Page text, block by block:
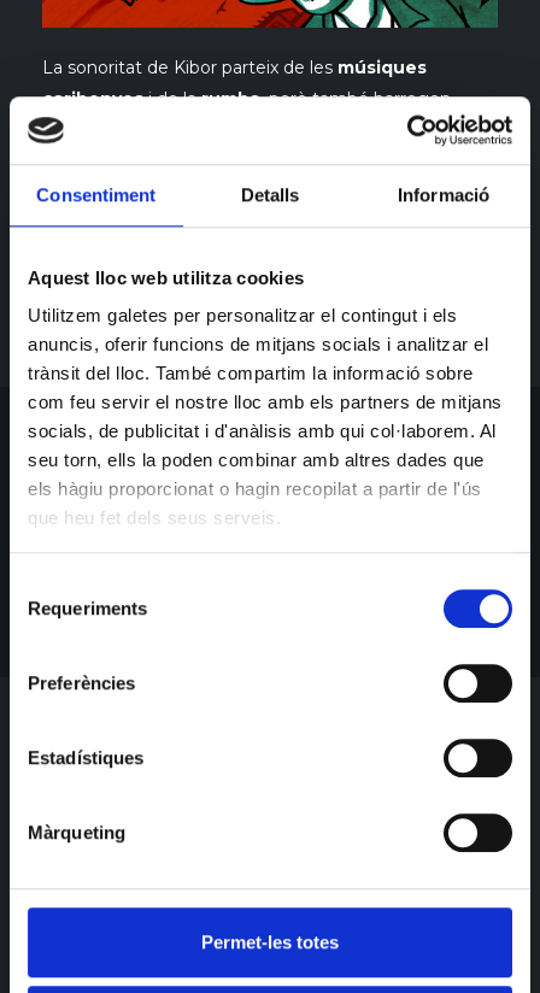
Consentiment Detalls Informació
Aquest lloc web utilitza cookies
Utilitzem galetes per personalitzar el contingut i els
anuncis, oferir funcions de mitjans socials i analitzar el
trànsit del lloc. També compartim la informació sobre
com feu servir el nostre lloc amb els partners de mitjans
socials, de publicitat i d'anàlisis amb qui col·laborem. Al
seu torn, ells la poden combinar amb altres dades que
els hàgiu proporcionat o hagin recopilat a partir de l'ús
que heu fet dels seus serveis.
Requeriments
Preferències
Estadístiques
Màrqueting
Permet-les totes
La sonoritat de Kibor parteix de les músiques
caribenyesi de larumba, però també barregen
sense complexes
colorit i melodies
provinents de lesmúsiques mediterrànies. La
instrumentació bàsica del quartet és la típica d’una
formació tradicional delsoncubà. Mesclant tots
propi, ballable i festiu.
SUBSCRIU-TE PER BALLAR
Obtingues tota la informació més recent sobre esdeveniments,
vendes i ofertes.